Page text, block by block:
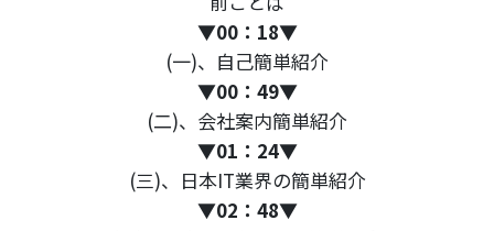
▼00：18▼
(一)、自己簡単紹介
▼00：49▼
(二)、会社案内簡単紹介
▼01：24▼
(三)、日本IT業界の簡単紹介
▼02：48▼